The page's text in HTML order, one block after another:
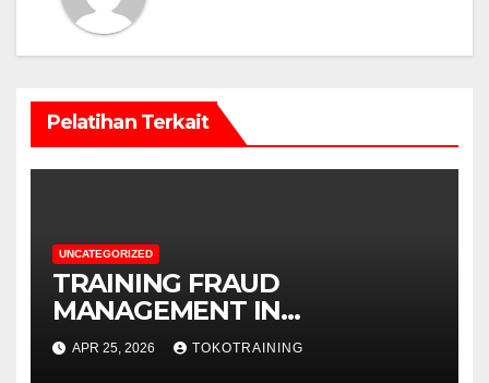
Pelatihan Terkait
UNCATEGORIZED
TRAINING FRAUD
MANAGEMENT IN
TELECOMMUNICATION
BUSINESS
APR 25, 2026 TOKOTRAINING